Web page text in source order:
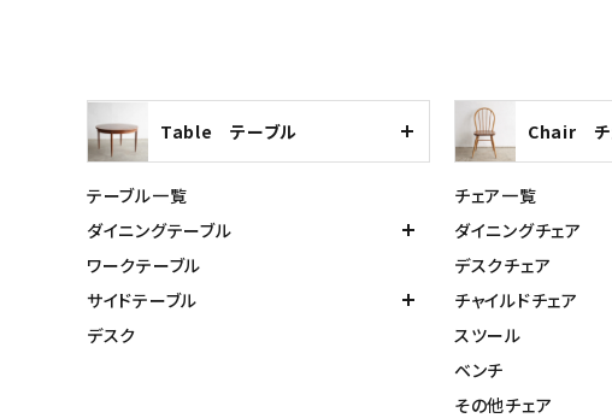
Table テーブル
テーブル一覧
ダイニングテーブル
ワークテーブル
サイドテーブル
デスク
Chair チ
チェア一覧
ダイニングチェア
デスクチェア
チャイルドチェア
スツール
ベンチ
その他チェア